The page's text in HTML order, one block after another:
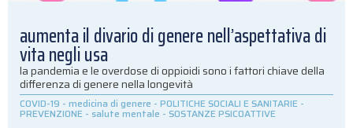
aumenta il divario di genere nell’aspettativa di
vita negli usa
la pandemia e le overdose di oppioidi sono i fattori chiave della
differenza di genere nella longevità
COVID-19 - medicina di genere - POLITICHE SOCIALI E SANITARIE -
PREVENZIONE - salute mentale - SOSTANZE PSICOATTIVE